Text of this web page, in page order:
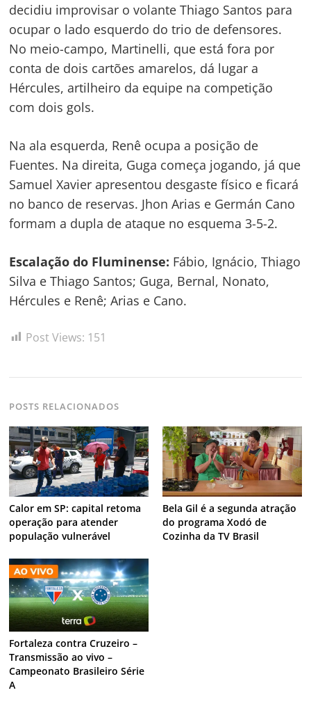
decidiu improvisar o volante Thiago Santos para
ocupar o lado esquerdo do trio de defensores.
No meio-campo, Martinelli, que está fora por
conta de dois cartões amarelos, dá lugar a
Hércules, artilheiro da equipe na competição
com dois gols.
Na ala esquerda, Renê ocupa a posição de
Fuentes. Na direita, Guga começa jogando, já que
Samuel Xavier apresentou desgaste físico e ficará
no banco de reservas. Jhon Arias e Germán Cano
formam a dupla de ataque no esquema 3-5-2.
Escalação do Fluminense: Fábio, Ignácio, Thiago
Silva e Thiago Santos; Guga, Bernal, Nonato,
Hércules e Renê; Arias e Cano.
Post Views: 151
POSTS RELACIONADOS
Calor em SP: capital retoma
operação para atender
população vulnerável
Bela Gil é a segunda atração
do programa Xodó de
Cozinha da TV Brasil
Fortaleza contra Cruzeiro –
Transmissão ao vivo –
Campeonato Brasileiro Série
A
Navegação
de